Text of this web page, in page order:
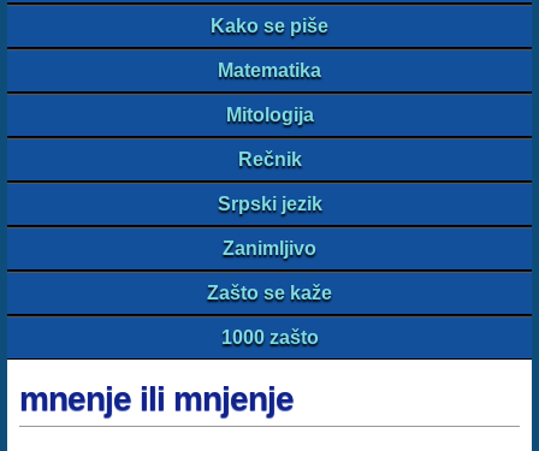
Kako se piše
Matematika
Mitologija
Rečnik
Srpski jezik
Zanimljivo
Zašto se kaže
1000 zašto
mnenje ili mnjenje